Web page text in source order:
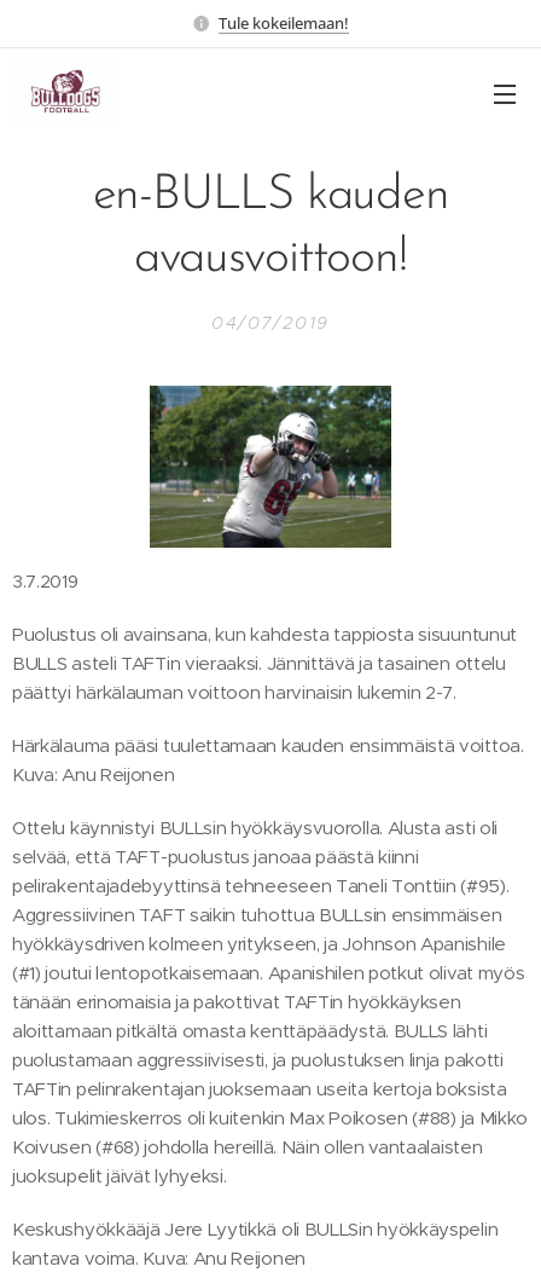
Tule kokeilemaan!
en-BULLS kauden
avausvoittoon!
04/07/2019
3.7.2019
Puolustus oli avainsana, kun kahdesta tappiosta sisuuntunut
BULLS asteli TAFTin vieraaksi. Jännittävä ja tasainen ottelu
päättyi härkälauman voittoon harvinaisin lukemin 2-7.
Härkälauma pääsi tuulettamaan kauden ensimmäistä voittoa.
Kuva: Anu Reijonen
Ottelu käynnistyi BULLsin hyökkäysvuorolla. Alusta asti oli
selvää, että TAFT-puolustus janoaa päästä kiinni
pelirakentajadebyyttinsä tehneeseen Taneli Tonttiin (#95).
Aggressiivinen TAFT saikin tuhottua BULLsin ensimmäisen
hyökkäysdriven kolmeen yritykseen, ja Johnson Apanishile
(#1) joutui lentopotkaisemaan. Apanishilen potkut olivat myös
tänään erinomaisia ja pakottivat TAFTin hyökkäyksen
aloittamaan pitkältä omasta kenttäpäädystä. BULLS lähti
puolustamaan aggressiivisesti, ja puolustuksen linja pakotti
TAFTin pelinrakentajan juoksemaan useita kertoja boksista
ulos. Tukimieskerros oli kuitenkin Max Poikosen (#88) ja Mikko
Koivusen (#68) johdolla hereillä. Näin ollen vantaalaisten
juoksupelit jäivät lyhyeksi.
Keskushyökkääjä Jere Lyytikkä oli BULLSin hyökkäyspelin
kantava voima. Kuva: Anu Reijonen